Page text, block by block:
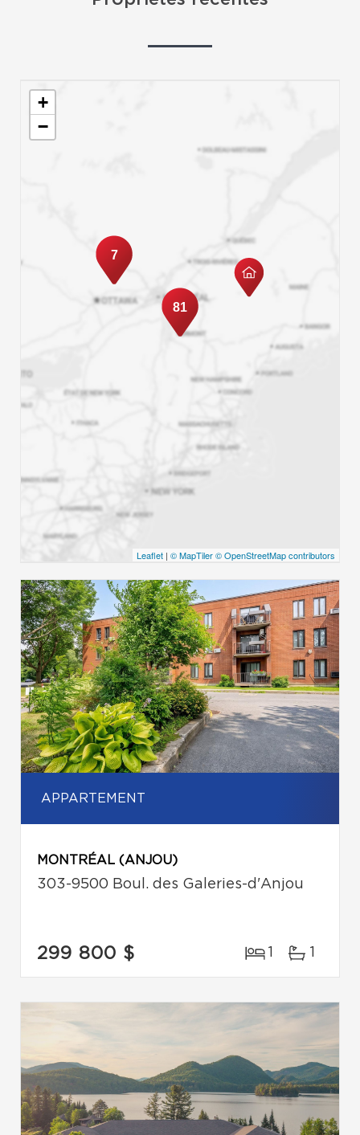
7
81
+
−
Leaflet | © MapTiler© OpenStreetMap contributors
APPARTEMENT
MONTRÉAL (ANJOU)
303-9500 Boul. des Galeries-d'Anjou
299 800 $ 1 1